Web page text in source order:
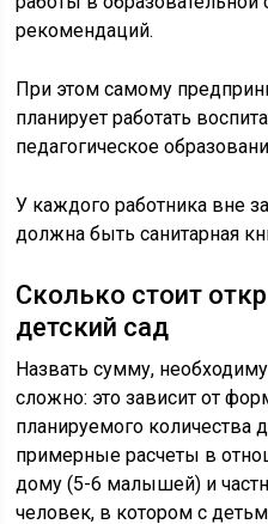
рекомендаций.
При этом самому
планирует работать
педагогическое
У каждого работника вне
должна быть санитарная
Сколько стоит
детский сад
Назвать сумму,
сложно: это зависит от
планируемого количества
примерные расчеты в
дому (5-6 малышей) и
человек, в котором с